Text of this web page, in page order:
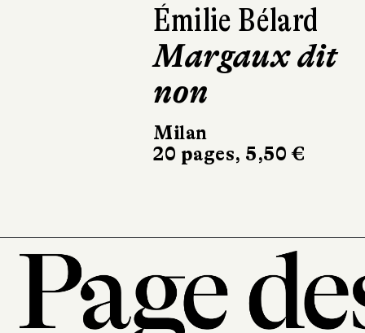
Émilie Bélard
Margaux dit
non
Milan
20 pages, 5,50 €